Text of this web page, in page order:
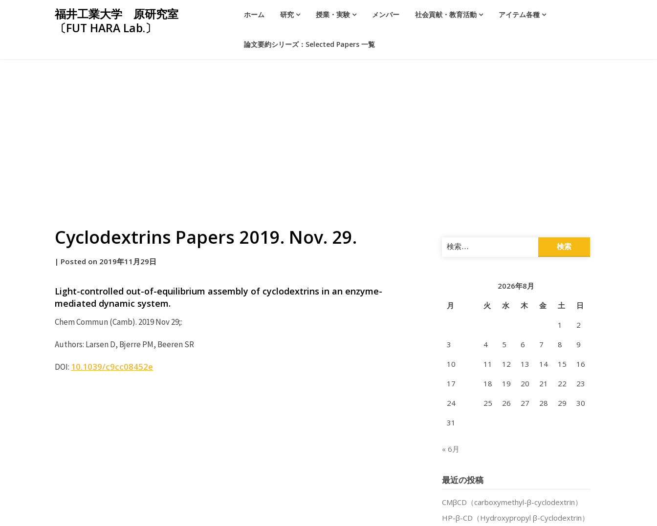
福井工業大学 原研究室
〔FUT HARA Lab.〕
ホーム 研究 授業・実験 メンバー 社会貢献・教育活動 アイテム各種
論文要約シリーズ：Selected Papers 一覧
Cyclodextrins Papers 2019. Nov. 29.
by
| Posted on 2019年11月29日
Light-controlled out-of-equilibrium assembly of cyclodextrins in an enzyme-
mediated dynamic system.
Chem Commun (Camb). 2019 Nov 29;:
Authors: Larsen D, Bjerre PM, Beeren SR
DOI: 10.1039/c9cc08452e
検
索:
2026年8月
月
火 水 木 金 土
日
1
2
3
4 5 6 7 8
9
10
11 12 13 14 15
16
17
18 19 20 21 22
23
24
25 26 27 28 29
30
31
« 6月
最近の投稿
CMβCD（carboxymethyl-β-cyclodextrin）
HP-β-CD（Hydroxypropyl β-Cyclodextrin）